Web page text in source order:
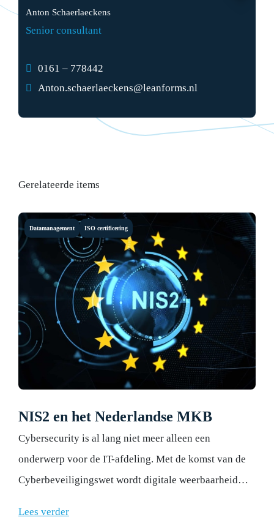
Anton Schaerlaeckens
Senior consultant
0161 – 778442
Anton.schaerlaeckens@leanforms.nl
Gerelateerde items
Datamanagement ISO certificering
NIS2 en het Nederlandse MKB
Cybersecurity is al lang niet meer alleen een
onderwerp voor de IT-afdeling. Met de komst van de
Cyberbeveiligingswet wordt digitale weerbaarheid
Lees verder